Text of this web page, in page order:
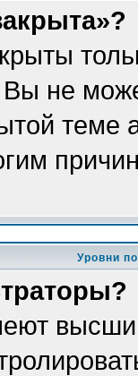
не
теме
Уровни